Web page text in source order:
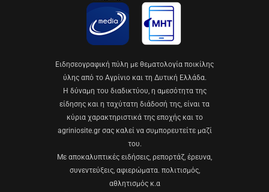
Eιδησεογραφική πύλη με θεματολογία ποικίλης
ύλης από το Αγρίνιο και τη Δυτική Ελλάδα.
Η δύναμη του διαδικτύου, η αμεσότητα της
είδησης και η ταχύτατη διάδοσή της, είναι τα
κύρια χαρακτηριστικά της εποχής και το
agriniosite.gr σας καλεί να συμπορευτείτε μαζί
του.
Με αποκαλυπτικές ειδήσεις, ρεπορτάζ, έρευνα,
συνεντεύξεις, αφιερώματα. πολιτισμός,
αθλητισμός κ.α